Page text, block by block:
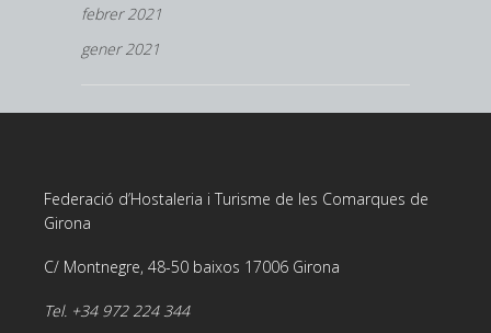
febrer 2021
gener 2021
Federació d’Hostaleria i Turisme de les Comarques de
Girona
C/ Montnegre, 48-50 baixos 17006 Girona
Tel. +34 972 224 344